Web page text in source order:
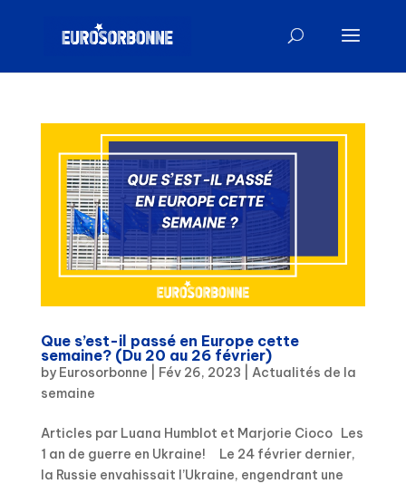
Que s’est-il passé en Europe cette
semaine? (Du 20 au 26 février)
by Eurosorbonne Fév 26, 2023
Actualités de la
semaine
Articles par Luana Humblot et Marjorie Cioco Les
1 an de guerre en Ukraine! Le 24 février dernier,
la Russie envahissait l’Ukraine, engendrant une